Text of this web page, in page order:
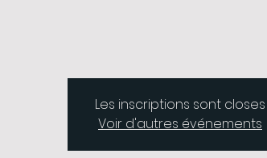
Les inscriptions sont closes
Voir d'autres événements